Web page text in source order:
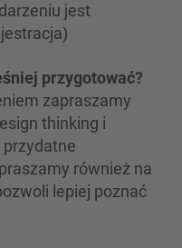
jest
przygotować?
zapraszamy
thinking i
również na
lepiej poznać